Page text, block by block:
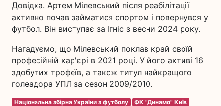
Довідка. Артем Мілевський після реабілітації
активно почав займатися спортом і повернувся у
футбол. Він виступає за Ігніс з весни 2024 року.
Нагадуємо, що Мілевський поклав край своїй
професійній кар'єрі в 2021 році. У його активі 16
здобутих трофеїв, а також титул найкращого
голеадора УПЛ за сезон 2009/2010.
Національна збірна України з футболу
ФК "Динамо" Київ